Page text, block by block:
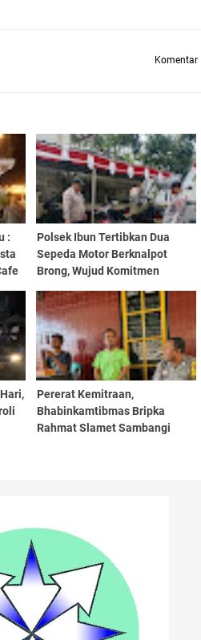
Komentar
:
Polsek Ibun Tertibkan Dua
Sepeda Motor Berknalpot
Brong, Wujud Komitmen
Nyaman
Pererat Kemitraan,
Bhabinkamtibmas Bripka
Rahmat Slamet Sambangi